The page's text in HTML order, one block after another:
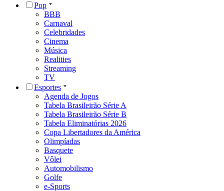
Pop
BBB
Carnaval
Celebridades
Cinema
Música
Realities
Streaming
TV
Esportes
Agenda de Jogos
Tabela Brasileirão Série A
Tabela Brasileirão Série B
Tabela Eliminatórias 2026
Copa Libertadores da América
Olimpíadas
Basquete
Vôlei
Automobilismo
Golfe
e-Sports